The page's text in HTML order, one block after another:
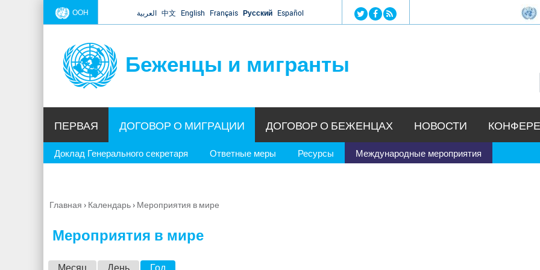
Jump to navigation
ООН العربية 中文 English Français Русский Español
Беженцы и мигранты
ПЕРВАЯ ДОГОВОР О МИГРАЦИИ
Доклад Генерального секретаря Ответные меры Ресурсы Международные мероприятия
ДОГОВОР О БЕЖЕНЦАХ НОВОСТИ
Вы
Главная › Календарь› Мероприятия в мире
Мероприятия в мире